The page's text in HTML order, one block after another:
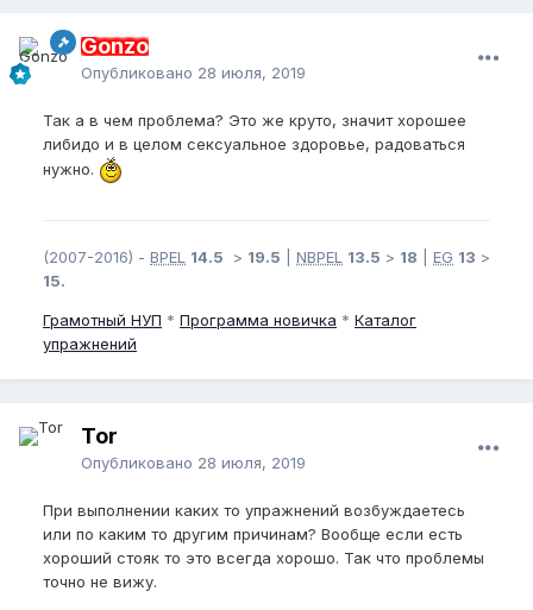
Gonzo
Опубликовано 28 июля, 2019
Так а в чем проблема? Это же круто, значит хорошее
либидо и в целом сексуальное здоровье, радоваться
нужно.
(2007-2016) - BPEL 14.5 > 19.5 NBPEL 13.5 > 18 EG 13 >
15.
Грамотный НУП * Программа новичка * Каталог
упражнений
Tor
Опубликовано 28 июля, 2019
При выполнении каких то упражнений возбуждаетесь
или по каким то другим причинам? Вообще если есть
хороший стояк то это всегда хорошо. Так что проблемы
точно не вижу.